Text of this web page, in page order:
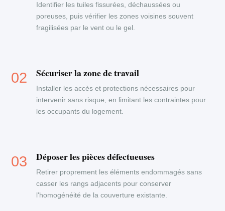
Identifier les tuiles fissurées, déchaussées ou
poreuses, puis vérifier les zones voisines souvent
fragilisées par le vent ou le gel.
Sécuriser la zone de travail
Installer les accès et protections nécessaires pour
intervenir sans risque, en limitant les contraintes pour
les occupants du logement.
Déposer les pièces défectueuses
Retirer proprement les éléments endommagés sans
casser les rangs adjacents pour conserver
l'homogénéité de la couverture existante.